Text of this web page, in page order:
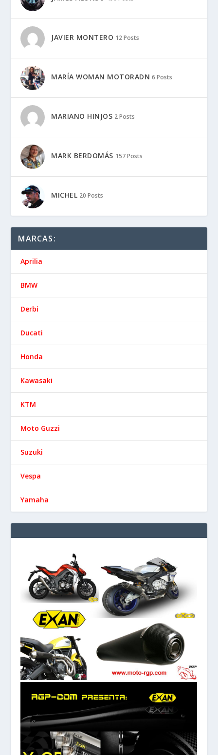
JAVIER MONTERO 12 Posts
MARÍA WOMAN MOTORADN 6 Posts
MARIANO HINJOS 2 Posts
MARK BERDOMÁS 157 Posts
MICHEL 20 Posts
MARCAS:
Aprilia
BMW
Derbi
Ducati
Honda
Kawasaki
KTM
Moto Guzzi
Suzuki
Vespa
Yamaha